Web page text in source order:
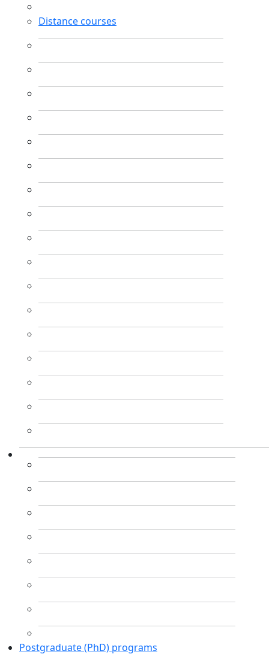
Distance courses
Postgraduate (PhD) programs